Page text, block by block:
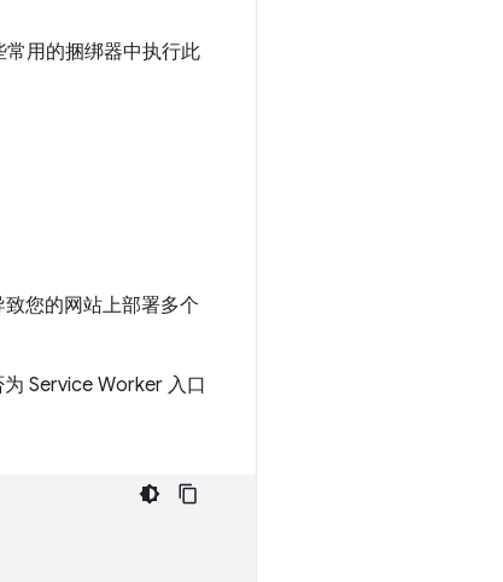
用的捆绑器中执行此
您的网站上部署多个
Service Worker 入口